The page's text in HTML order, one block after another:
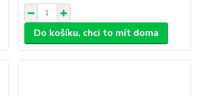
Do košíku, chci to mít doma